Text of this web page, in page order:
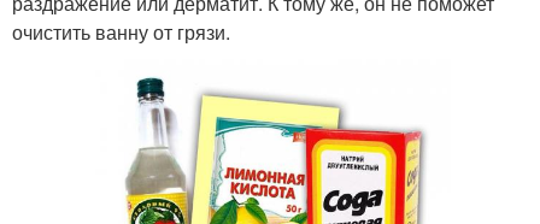
очистить ванну от грязи.